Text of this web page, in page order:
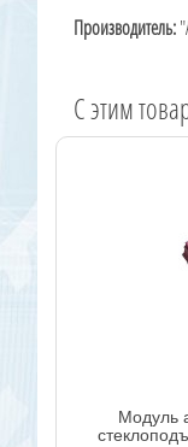
Производитель:
C этим
Модуль